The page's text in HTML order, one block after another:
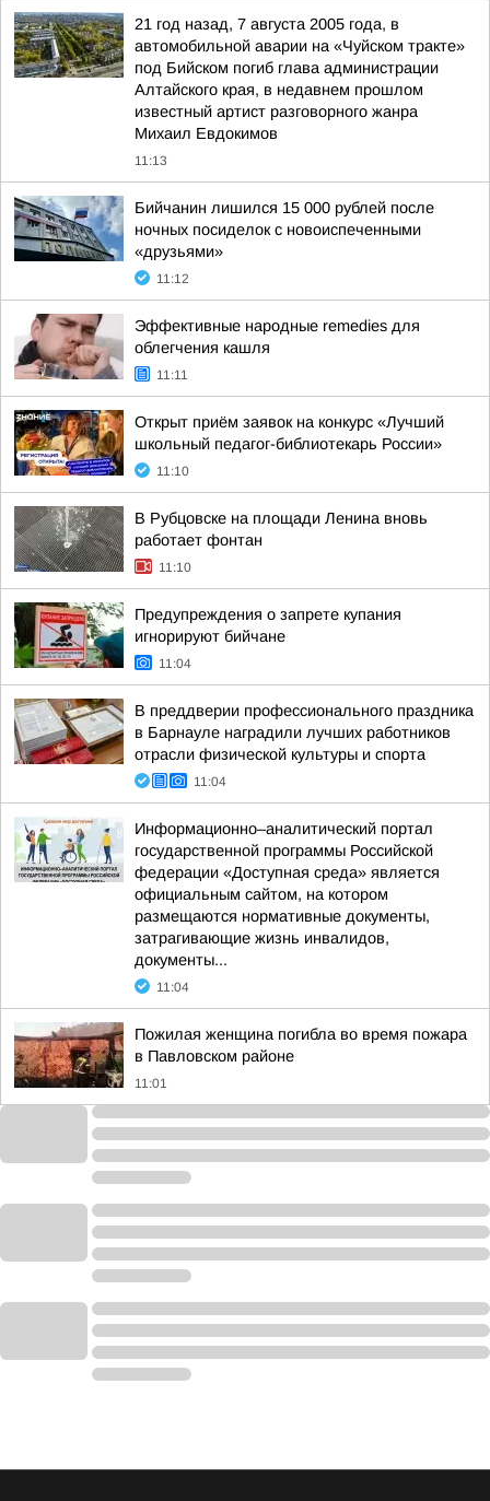
21 год назад, 7 августа 2005 года, в
автомобильной аварии на «Чуйском тракте»
под Бийском погиб глава администрации
Алтайского края, в недавнем прошлом
известный артист разговорного жанра
Михаил Евдокимов
11:13
Бийчанин лишился 15 000 рублей после
ночных посиделок с новоиспеченными
«друзьями»
11:12
Эффективные народные remedies для
облегчения кашля
11:11
Открыт приём заявок на конкурс «Лучший
школьный педагог-библиотекарь России»
11:10
В Рубцовске на площади Ленина вновь
работает фонтан
11:10
Предупреждения о запрете купания
игнорируют бийчане
11:04
В преддверии профессионального праздника
в Барнауле наградили лучших работников
отрасли физической культуры и спорта
11:04
Информационно–аналитический портал
государственной программы Российской
федерации «Доступная среда» является
официальным сайтом, на котором
размещаются нормативные документы,
затрагивающие жизнь инвалидов,
документы...
11:04
Пожилая женщина погибла во время пожара
в Павловском районе
11:01